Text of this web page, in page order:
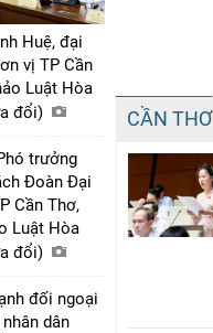
Huệ, đại
vị TP Cần
Luật Hòa
đổi)
trưởng
Đoàn Đại
Cần Thơ,
Luật Hòa
đổi)
đối ngoại
dân
CẦN THƠ